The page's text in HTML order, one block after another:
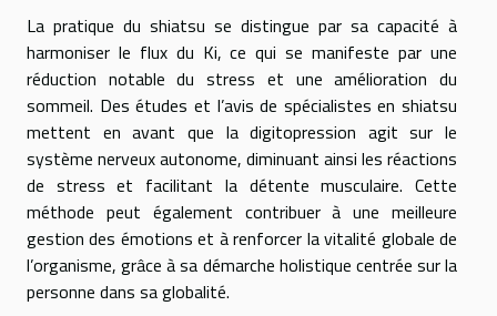
La pratique du shiatsu se distingue par sa capacité à
harmoniser le flux du Ki, ce qui se manifeste par une
réduction notable du stress et une amélioration du
sommeil. Des études et l’avis de spécialistes en shiatsu
mettent en avant que la digitopression agit sur le
système nerveux autonome, diminuant ainsi les réactions
de stress et facilitant la détente musculaire. Cette
méthode peut également contribuer à une meilleure
gestion des émotions et à renforcer la vitalité globale de
l’organisme, grâce à sa démarche holistique centrée sur la
personne dans sa globalité.